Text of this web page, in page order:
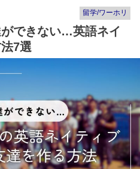
留学/ワーホリ
できない…英語ネイ
7選